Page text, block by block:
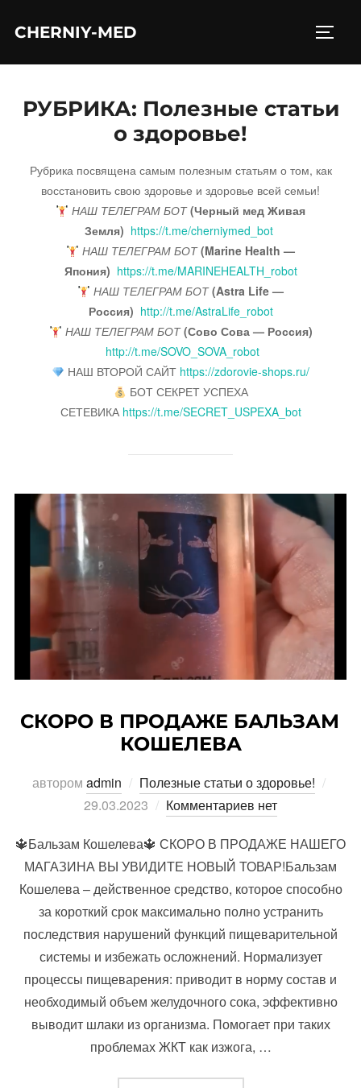
CHERNIY-MED
РУБРИКА: Полезные статьи
о здоровье!
Рубрика посвящена самым полезным статьям о том, как
восстановить свою здоровье и здоровье всей семьи!
НАШ ТЕЛЕГРАМ БОТ(Черный мед Живая
Земля) https://t.me/cherniymed_bot
НАШ ТЕЛЕГРАМ БОТ (Marine Health —
Япония) https://t.me/MARINEHEALTH_robot
НАШ ТЕЛЕГРАМ БОТ (Astra Life —
Россия) http://t.me/AstraLife_robot
НАШ ТЕЛЕГРАМ БОТ (Сово Сова — Россия)
http://t.me/SOVO_SOVA_robot
НАШ ВТОРОЙ САЙТ https://zdorovie-shops.ru/
БОТ СЕКРЕТ УСПЕХА
СЕТЕВИКА https://t.me/SECRET_USPEXA_bot
СКОРО В ПРОДАЖЕ БАЛЬЗАМ
КОШЕЛЕВА
автором admin Полезные статьи о здоровье!
29.03.2023
Комментариев нет
🔱Бальзам Кошелева🔱 СКОРО В ПРОДАЖЕ НАШЕГО
МАГАЗИНА ВЫ УВИДИТЕ НОВЫЙ ТОВАР!Бальзам
Кошелева – действенное средство, которое способно
за короткий срок максимально полно устранить
последствия нарушений функций пищеварительной
системы и избежать осложнений. Нормализует
процессы пищеварения: приводит в норму состав и
необходимый объем желудочного сока, эффективно
выводит шлаки из организма. Помогает при таких
проблемах ЖКТ как изжога, …